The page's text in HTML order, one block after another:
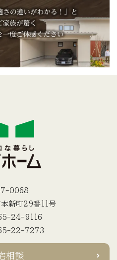
0068
新町29番11号
24-9116
22-7273
相談